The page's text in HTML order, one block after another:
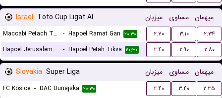
Israel Toto Cup Ligat Al میزبان مساوی میهمان
Maccabi Petach Tikva - Hapoel Ramat Gan ۲۰:۳۰ ۲.۷۰ ۳.۱۰
۲.۳۴
Hapoel Jerusalem FC - Hapoel Petah Tikva ۲۰:۳۰ ۲.۴۰ ۲.۹۰ ۲.۸۰
Slovakia Super Liga میزبان مساوی میهمان
FC Kosice - DAC Dunajska ۲۰:۳۰ ۲.۴۰ ۳.۴۰ ۲.۳۵